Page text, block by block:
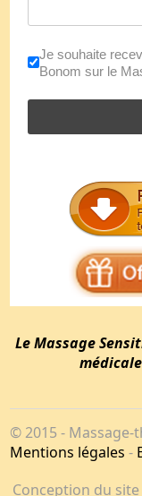
Je souhaite
Bonom sur le
Le Massage
© 2015 - Massage-
Mentions légales -
Conception du